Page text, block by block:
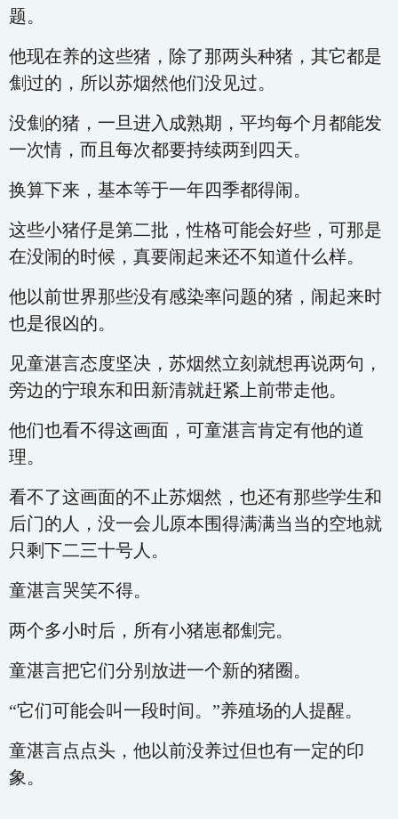
题。
他现在养的这些猪，除了那两头种猪，其它都是
劁过的，所以苏烟然他们没见过。
没劁的猪，一旦进入成熟期，平均每个月都能发
一次情，而且每次都要持续两到四天。
换算下来，基本等于一年四季都得闹。
这些小猪仔是第二批，性格可能会好些，可那是
在没闹的时候，真要闹起来还不知道什么样。
他以前世界那些没有感染率问题的猪，闹起来时
也是很凶的。
见童湛言态度坚决，苏烟然立刻就想再说两句，
旁边的宁琅东和田新清就赶紧上前带走他。
他们也看不得这画面，可童湛言肯定有他的道
理。
看不了这画面的不止苏烟然，也还有那些学生和
后门的人，没一会儿原本围得满满当当的空地就
只剩下二三十号人。
童湛言哭笑不得。
两个多小时后，所有小猪崽都劁完。
童湛言把它们分别放进一个新的猪圈。
“它们可能会叫一段时间。”养殖场的人提醒。
童湛言点点头，他以前没养过但也有一定的印
象。